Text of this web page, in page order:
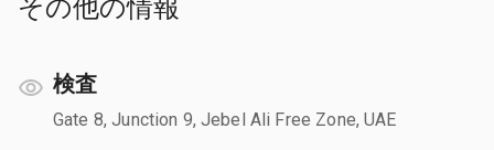
その他の情報
検査
Gate 8, Junction 9, Jebel Ali Free Zone, UAE